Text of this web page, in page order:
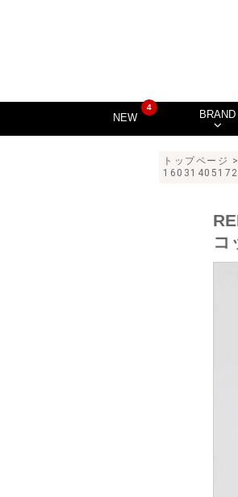
NEW
4
BRAND
トップページ >
16031405172